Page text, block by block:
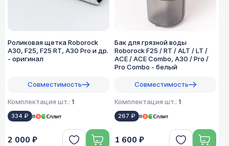
Роликовая щетка Roborock
A30, F25, F25 RT, A30 Pro и др.
- оригинал
Совместимость
Комплектация шт.: 1
334 ₽ в
2 000 ₽
Бак для грязной воды
Roborock F25 / RT / ALT / LT /
ACE / ACE Combo, A30 / Pro /
Pro Combo - белый
Совместимость
Комплектация шт.: 1
267 ₽ в
1 600 ₽